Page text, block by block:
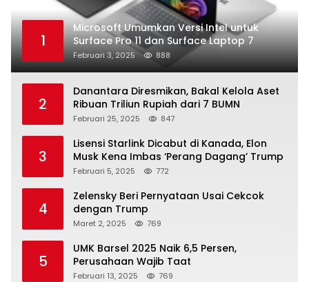
1
Microsoft Umumkan Versi Intel untuk
Surface Pro 11 dan Surface Laptop 7
Februari 3, 2025 888
2
Danantara Diresmikan, Bakal Kelola Aset
Ribuan Triliun Rupiah dari 7 BUMN
Februari 25, 2025 847
3
Lisensi Starlink Dicabut di Kanada, Elon
Musk Kena Imbas ‘Perang Dagang’ Trump
Februari 5, 2025 772
4
Zelensky Beri Pernyataan Usai Cekcok
dengan Trump
Maret 2, 2025 769
5
UMK Barsel 2025 Naik 6,5 Persen,
Perusahaan Wajib Taat
Februari 13, 2025 769